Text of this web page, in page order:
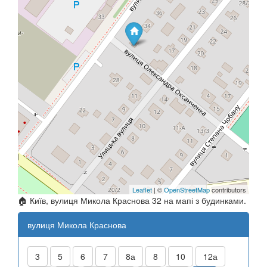
Leaflet | ©OpenStreetMapcontributors
🏠 Київ, вулиця Микола Краснова 32 на мапі з будинками.
вулиця Микола Краснова
3 5 6 7 8а 8 10 12а